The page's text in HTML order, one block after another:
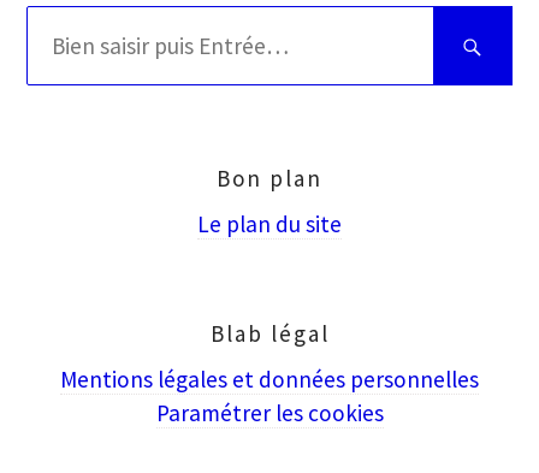
Bien
saisir
Bon plan
Le plan du site
Blab légal
Mentions légales et données personnelles
Paramétrer les cookies